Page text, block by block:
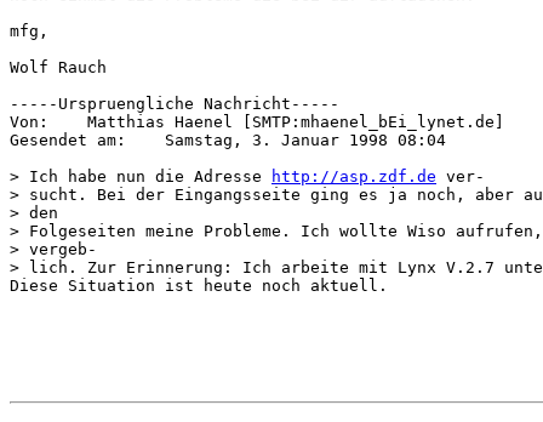
mfg,
Wolf Rauch
-----Urspruengliche Nachricht-----
Von:	Matthias Haenel [SMTP:mhaenel_bEi_lynet.de]
Gesendet am:	Samstag, 3. Januar 1998 08:04
> Ich habe nun die Adresse
http://asp.zdf.de ver-
> sucht. Bei der Eingangsseite ging es ja noch, aber
> den
> Folgeseiten meine Probleme. Ich wollte Wiso
> vergeb-
> lich. Zur Erinnerung: Ich arbeite mit Lynx V.2.7
Diese Situation ist heute noch aktuell.